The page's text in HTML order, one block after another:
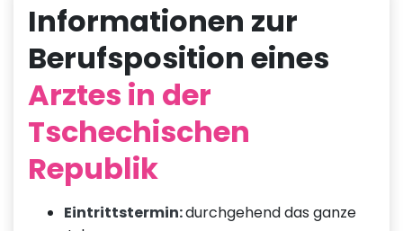
Informationen zur
Berufsposition eines
Arztes in der
Tschechischen
Republik
Eintrittstermin:durchgehend das ganze